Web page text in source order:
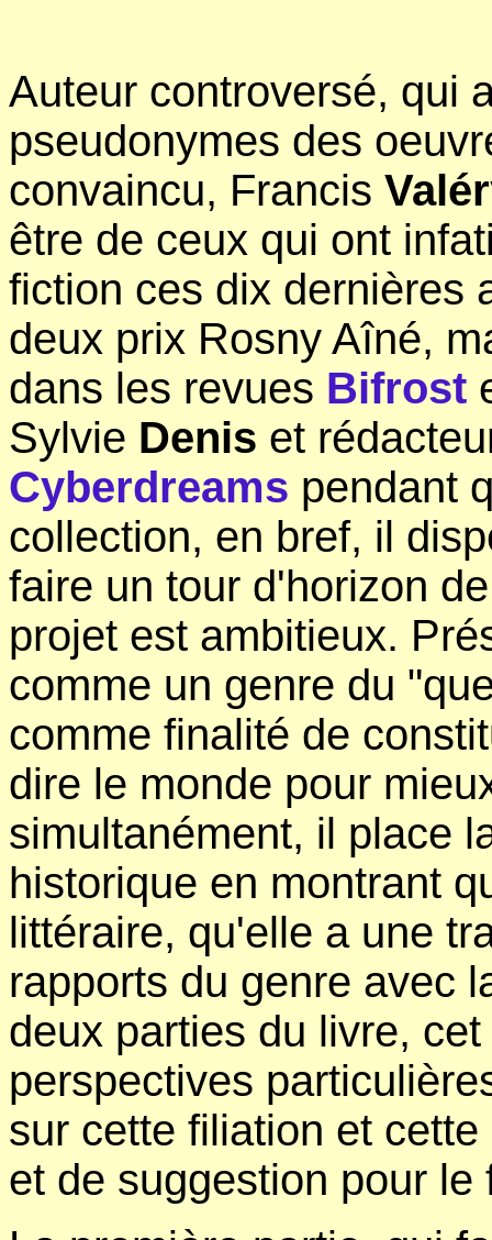
Auteur controversé, qui
pseudonymes des
convaincu, Francis
être de ceux qui ont
fiction ces dix dernières
deux prix Rosny Aîné,
dans les revues Bifrost
Sylvie Denis et
Cyberdreams pendant
collection, en bref, il
faire un tour d'horizon
projet est ambitieux.
comme un genre du
comme finalité de
dire le monde pour
simultanément, il place
historique en montrant
littéraire, qu'elle a une
rapports du genre avec
deux parties du livre,
perspectives
sur cette filiation et
et de suggestion pour le